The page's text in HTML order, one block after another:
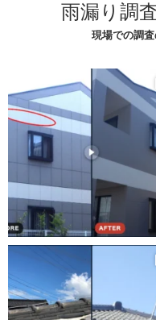
雨漏り調
現場での調査